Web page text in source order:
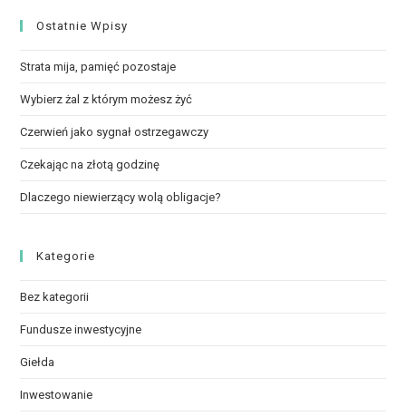
Ostatnie Wpisy
Strata mija, pamięć pozostaje
Wybierz żal z którym możesz żyć
Czerwień jako sygnał ostrzegawczy
Czekając na złotą godzinę
Dlaczego niewierzący wolą obligacje?
Kategorie
Bez kategorii
Fundusze inwestycyjne
Giełda
Inwestowanie